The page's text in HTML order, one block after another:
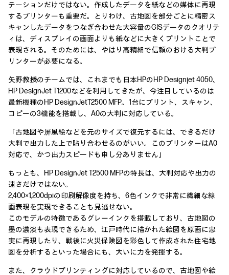
テーションだけではない。作成したデータを紙などの媒体に再現
するプリンターも重要だ。とりわけ、古地図を部分ごとに精密ス
キャンしたデータをつなぎ合わせた大容量のGISデータのクオリテ
ィは、ディスプレイの画面よりも紙などに大きくプリントことで
表現される。そのためには、やはり高精細で信頼のおける大判プ
リンターが必要になる。
矢野教授のチームでは、これまでも日本HPのHP Designjet 4050、
HP DesignJet T1200などを利用してきたが、今注目しているのは
最新機種のHP DesignJetT2500 MFP。1台にプリント、スキャン、
コピーの3機能を搭載し、A0の大判に対応している。
「古地図や屏風絵などを元のサイズで復元するには、できるだけ
大判で出力した上で貼り合わせるのがいい。このプリンターはA0
対応で、かつ出力スピードも申し分ありません」
もっとも、HP DesignJet T2500 MFPの特長は、大判対応や出力の
速さだけではない。
2,400×1,200dpiの印刷解像度を持ち、6色インクで非常に繊細な線
画表現を実現できることも見逃せない。
このモデルの特徴であるグレーインクを搭載しており、古地図の
墨の濃淡も表現できるため、江戸時代に描かれた絵図を原画に忠
実に再現したり、戦後に火災保険図を彩色して作成された住宅地
図を分析するといった場合にも、大いに力を発揮する。
また、クラウドプリンティングに対応しているので、古地図や絵